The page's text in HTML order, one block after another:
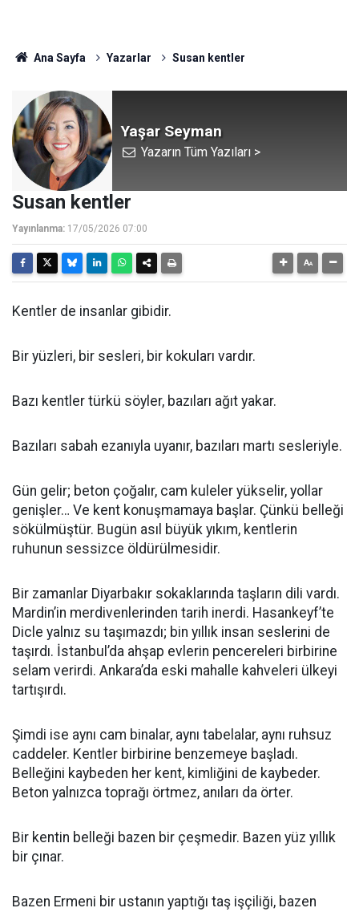
Ana Sayfa Yazarlar Susan kentler
Yaşar Seyman
Yazarın Tüm Yazıları >
Susan kentler
Yayınlanma: 17/05/2026 07:00
Kentler de insanlar gibidir.
Bir yüzleri, bir sesleri, bir kokuları vardır.
Bazı kentler türkü söyler, bazıları ağıt yakar.
Bazıları sabah ezanıyla uyanır, bazıları martı sesleriyle.
Gün gelir; beton çoğalır, cam kuleler yükselir, yollar
genişler… Ve kent konuşmamaya başlar. Çünkü belleği
sökülmüştür. Bugün asıl büyük yıkım, kentlerin
ruhunun sessizce öldürülmesidir.
Bir zamanlar Diyarbakır sokaklarında taşların dili vardı.
Mardin’in merdivenlerinden tarih inerdi. Hasankeyf’te
Dicle yalnız su taşımazdı; bin yıllık insan seslerini de
taşırdı. İstanbul’da ahşap evlerin pencereleri birbirine
selam verirdi. Ankara’da eski mahalle kahveleri ülkeyi
tartışırdı.
Şimdi ise aynı cam binalar, aynı tabelalar, aynı ruhsuz
caddeler. Kentler birbirine benzemeye başladı.
Belleğini kaybeden her kent, kimliğini de kaybeder.
Beton yalnızca toprağı örtmez, anıları da örter.
Bir kentin belleği bazen bir çeşmedir. Bazen yüz yıllık
bir çınar.
Bazen Ermeni bir ustanın yaptığı taş işçiliği, bazen